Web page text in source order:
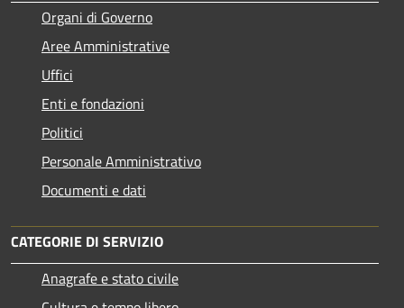
Organi di Governo
Aree Amministrative
Uffici
Enti e fondazioni
Politici
Personale Amministrativo
Documenti e dati
CATEGORIE DI SERVIZIO
Anagrafe e stato civile